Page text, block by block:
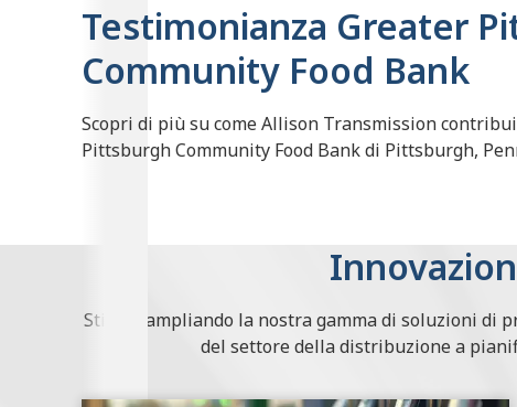
Testimonianza Greater
Community Food Bank
Scopri di più su come Allison Transmission
Pittsburgh Community Food Bank di Pittsburgh,
Stiamo ampliando la nostra gamma di soluzioni di
del settore della distribuzione a